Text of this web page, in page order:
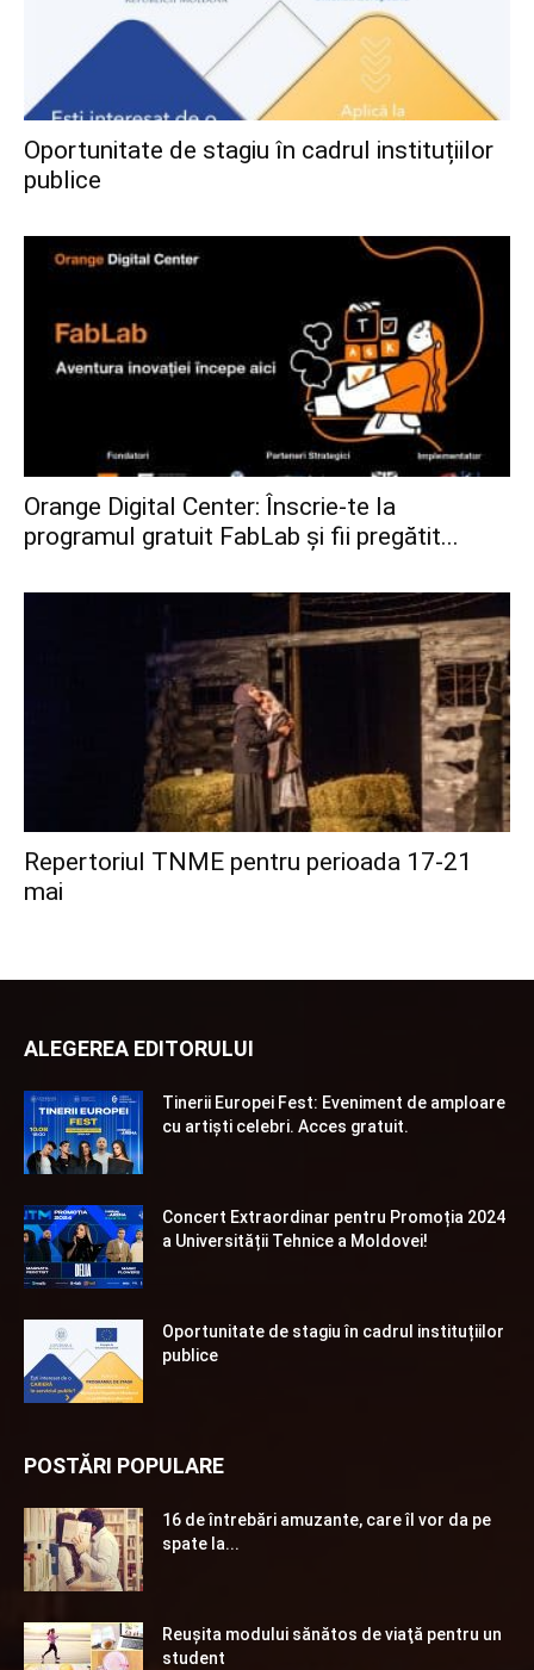
Oportunitate de stagiu în cadrul instituțiilor
publice
Orange Digital Center: Înscrie-te la
programul gratuit FabLab și fii pregătit...
Repertoriul TNME pentru perioada 17-21
mai
ALEGEREA EDITORULUI
Tinerii Europei Fest: Eveniment de amploare
cu artiști celebri. Acces gratuit.
Concert Extraordinar pentru Promoția 2024
a Universității Tehnice a Moldovei!
Oportunitate de stagiu în cadrul instituțiilor
publice
POSTĂRI POPULARE
16 de întrebări amuzante, care îl vor da pe
spate la...
Reuşita modului sănătos de viaţă pentru un
student